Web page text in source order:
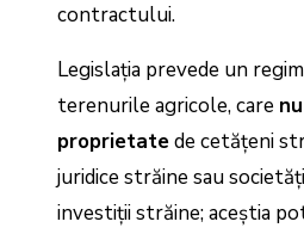
contractului.
Legislația prevede un
terenurile agricole, care
proprietatede cetățeni
juridice străine sau
investiții străine; aceștia